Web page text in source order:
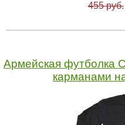
455 руб.
Армейская футболка
карманами